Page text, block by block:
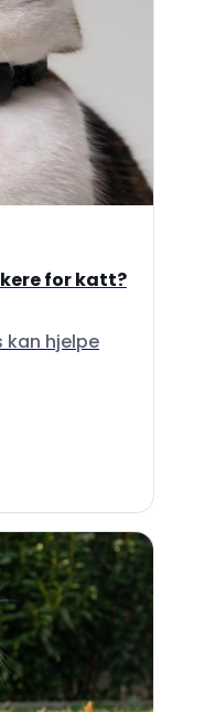
for katt?
kan hjelpe